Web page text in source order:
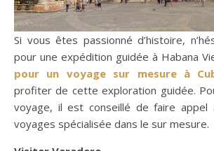
Si vous êtes passionné d’histoire,
pour une expédition guidée à Habana
pour un voyage sur mesure à
profiter de cette exploration guidée.
voyage, il est conseillé de faire appel
voyages spécialisée dans le sur mesure.